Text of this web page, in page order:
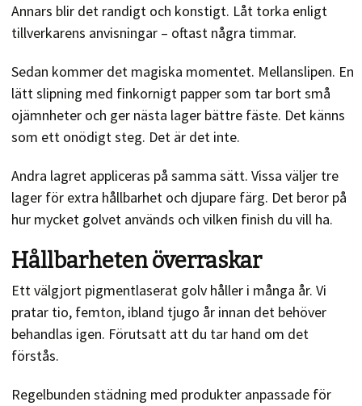
Annars blir det randigt och konstigt. Låt torka enligt
tillverkarens anvisningar – oftast några timmar.
Sedan kommer det magiska momentet. Mellanslipen. En
lätt slipning med finkornigt papper som tar bort små
ojämnheter och ger nästa lager bättre fäste. Det känns
som ett onödigt steg. Det är det inte.
Andra lagret appliceras på samma sätt. Vissa väljer tre
lager för extra hållbarhet och djupare färg. Det beror på
hur mycket golvet används och vilken finish du vill ha.
Hållbarheten överraskar
Ett välgjort pigmentlaserat golv håller i många år. Vi
pratar tio, femton, ibland tjugo år innan det behöver
behandlas igen. Förutsatt att du tar hand om det
förstås.
Regelbunden städning med produkter anpassade för